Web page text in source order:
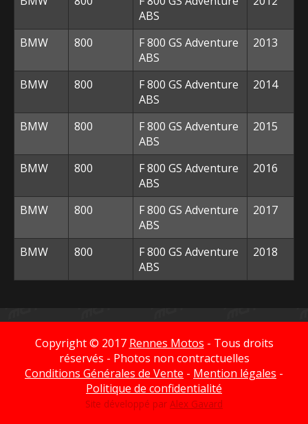
ABS
BMW 800
F 800 GS Adventure
ABS
2013
BMW 800
F 800 GS Adventure
ABS
2014
BMW 800
F 800 GS Adventure
ABS
2015
BMW 800
F 800 GS Adventure
ABS
2016
BMW 800
F 800 GS Adventure
ABS
2017
BMW 800
F 800 GS Adventure
ABS
2018
Copyright © 2017 Rennes Motos - Tous droits
réservés - Photos non contractuelles
Conditions Générales de Vente - Mention légales -
Politique de confidentialité
Site développé par Alex Gavard